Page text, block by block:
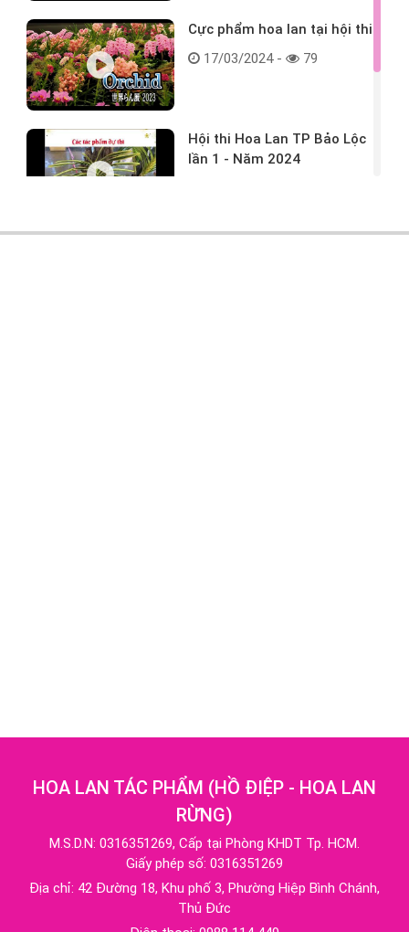
Cực phẩm hoa lan tại hội thi
17/03/2024 -
79
Hội thi Hoa Lan TP Bảo Lộc
lần 1 - Năm 2024
HOA LAN TÁC PHẨM (HỒ ĐIỆP - HOA LAN
RỪNG)
M.S.D.N: 0316351269, Cấp tại Phòng KHDT Tp. HCM.
Giấy phép số: 0316351269
Địa chỉ: 42 Đường 18, Khu phố 3, Phường Hiệp Bình Chánh,
Thủ Đức